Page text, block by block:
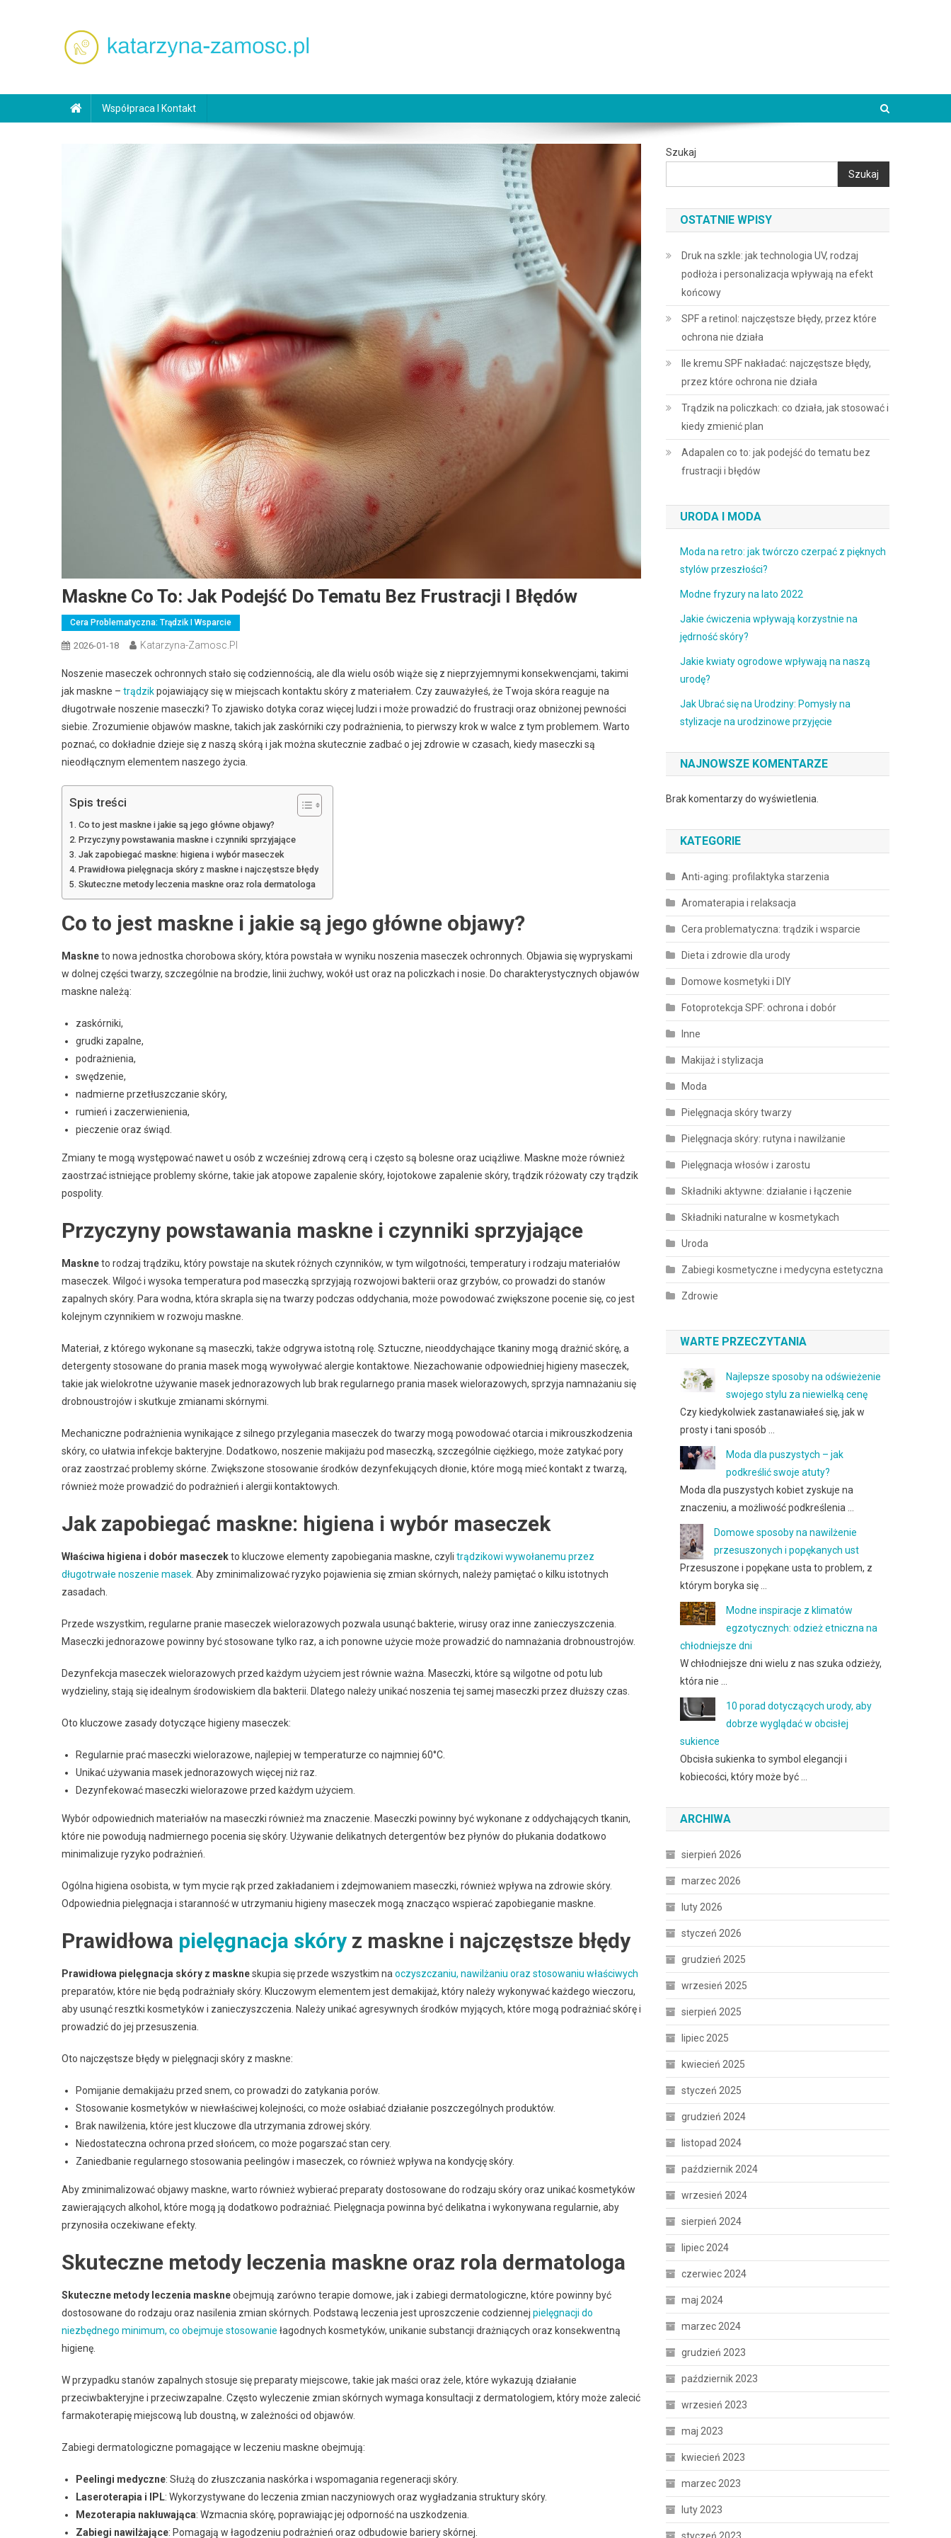
Współpraca I Kontakt
Maskne Co To: Jak Podejść Do Tematu Bez Frustracji I Błędów
Cera Problematyczna: Trądzik I Wsparcie
2026-01-18 Katarzyna-Zamosc.pl
Noszenie maseczek ochronnych stało się codziennością, ale dla wielu osób wiąże się z nieprzyjemnymi konsekwencjami, takimi
jak maskne – trądzikpojawiający się w miejscach kontaktu skóry z materiałem. Czy zauważyłeś, że Twoja skóra reaguje na
długotrwałe noszenie maseczki? To zjawisko dotyka coraz więcej ludzi i może prowadzić do frustracji oraz obniżonej pewności
siebie. Zrozumienie objawów maskne, takich jak zaskórniki czy podrażnienia, to pierwszy krok w walce z tym problemem. Warto
poznać, co dokładnie dzieje się z naszą skórą i jak można skutecznie zadbać o jej zdrowie w czasach, kiedy maseczki są
nieodłącznym elementem naszego życia.
Spis treści
Co to jest maskne i jakie są jego główne objawy?
Przyczyny powstawania maskne i czynniki sprzyjające
Jak zapobiegać maskne: higiena i wybór maseczek
Prawidłowa pielęgnacja skóry z maskne i najczęstsze błędy
Skuteczne metody leczenia maskne oraz rola dermatologa
Co to jest maskne i jakie są jego główne objawy?
Maskneto nowa jednostka chorobowa skóry, która powstała w wyniku noszenia maseczek ochronnych. Objawia się wypryskami
w dolnej części twarzy, szczególnie na brodzie, linii żuchwy, wokół ust oraz na policzkach i nosie. Do charakterystycznych objawów
maskne należą:
zaskórniki,
grudki zapalne,
podrażnienia,
swędzenie,
nadmierne przetłuszczanie skóry,
rumień i zaczerwienienia,
pieczenie oraz świąd.
Zmiany te mogą występować nawet u osób z wcześniej zdrową cerą i często są bolesne oraz uciążliwe. Maskne może również
zaostrzać istniejące problemy skórne, takie jak atopowe zapalenie skóry, łojotokowe zapalenie skóry, trądzik różowaty czy trądzik
pospolity.
Przyczyny powstawania maskne i czynniki sprzyjające
Maskneto rodzaj trądziku, który powstaje na skutek różnych czynników, w tym wilgotności, temperatury i rodzaju materiałów
maseczek. Wilgoć i wysoka temperatura pod maseczką sprzyjają rozwojowi bakterii oraz grzybów, co prowadzi do stanów
zapalnych skóry. Para wodna, która skrapla się na twarzy podczas oddychania, może powodować zwiększone pocenie się, co jest
kolejnym czynnikiem w rozwoju maskne.
Materiał, z którego wykonane są maseczki, także odgrywa istotną rolę. Sztuczne, nieoddychające tkaniny mogą drażnić skórę, a
detergenty stosowane do prania masek mogą wywoływać alergie kontaktowe. Niezachowanie odpowiedniej higieny maseczek,
takie jak wielokrotne używanie masek jednorazowych lub brak regularnego prania masek wielorazowych, sprzyja namnażaniu się
drobnoustrojów i skutkuje zmianami skórnymi.
Mechaniczne podrażnienia wynikające z silnego przylegania maseczek do twarzy mogą powodować otarcia i mikrouszkodzenia
skóry, co ułatwia infekcje bakteryjne. Dodatkowo, noszenie makijażu pod maseczką, szczególnie ciężkiego, może zatykać pory
oraz zaostrzać problemy skórne. Zwiększone stosowanie środków dezynfekujących dłonie, które mogą mieć kontakt z twarzą,
również może prowadzić do podrażnień i alergii kontaktowych.
Jak zapobiegać maskne: higiena i wybór maseczek
Właściwa higiena i dobór maseczekto kluczowe elementy zapobiegania maskne, czyli trądzikowi wywołanemu przez
długotrwałe noszenie masek. Aby zminimalizować ryzyko pojawienia się zmian skórnych, należy pamiętać o kilku istotnych
zasadach.
Przede wszystkim, regularne pranie maseczek wielorazowych pozwala usunąć bakterie, wirusy oraz inne zanieczyszczenia.
Maseczki jednorazowe powinny być stosowane tylko raz, a ich ponowne użycie może prowadzić do namnażania drobnoustrojów.
Dezynfekcja maseczek wielorazowych przed każdym użyciem jest równie ważna. Maseczki, które są wilgotne od potu lub
wydzieliny, stają się idealnym środowiskiem dla bakterii. Dlatego należy unikać noszenia tej samej maseczki przez dłuższy czas.
Oto kluczowe zasady dotyczące higieny maseczek:
Regularnie prać maseczki wielorazowe, najlepiej w temperaturze co najmniej 60°C.
Unikać używania masek jednorazowych więcej niż raz.
Dezynfekować maseczki wielorazowe przed każdym użyciem.
Wybór odpowiednich materiałów na maseczki również ma znaczenie. Maseczki powinny być wykonane z oddychających tkanin,
które nie powodują nadmiernego pocenia się skóry. Używanie delikatnych detergentów bez płynów do płukania dodatkowo
minimalizuje ryzyko podrażnień.
Ogólna higiena osobista, w tym mycie rąk przed zakładaniem i zdejmowaniem maseczki, również wpływa na zdrowie skóry.
Odpowiednia pielęgnacja i staranność w utrzymaniu higieny maseczek mogą znacząco wspierać zapobieganie maskne.
Prawidłowa pielęgnacja skóryz maskne i najczęstsze błędy
Prawidłowa pielęgnacja skóry z maskneskupia się przede wszystkim naoczyszczaniu, nawilżaniu oraz stosowaniu właściwych
preparatów, które nie będą podrażniały skóry. Kluczowym elementem jest demakijaż, który należy wykonywać każdego wieczoru,
aby usunąć resztki kosmetyków i zanieczyszczenia. Należy unikać agresywnych środków myjących, które mogą podrażniać skórę i
prowadzić do jej przesuszenia.
Oto najczęstsze błędy w pielęgnacji skóry z maskne:
Pomijanie demakijażu przed snem, co prowadzi do zatykania porów.
Stosowanie kosmetyków w niewłaściwej kolejności, co może osłabiać działanie poszczególnych produktów.
Brak nawilżenia, które jest kluczowe dla utrzymania zdrowej skóry.
Niedostateczna ochrona przed słońcem, co może pogarszać stan cery.
Zaniedbanie regularnego stosowania peelingów i maseczek, co również wpływa na kondycję skóry.
Aby zminimalizować objawy maskne, warto również wybierać preparaty dostosowane do rodzaju skóry oraz unikać kosmetyków
zawierających alkohol, które mogą ją dodatkowo podrażniać. Pielęgnacja powinna być delikatna i wykonywana regularnie, aby
przynosiła oczekiwane efekty.
Skuteczne metody leczenia maskne oraz rola dermatologa
Skuteczne metody leczenia maskneobejmują zarówno terapie domowe, jak i zabiegi dermatologiczne, które powinny być
dostosowane do rodzaju oraz nasilenia zmian skórnych. Podstawą leczenia jest uproszczenie codziennej pielęgnacji do
niezbędnego minimum, co obejmuje stosowanie łagodnych kosmetyków, unikanie substancji drażniących oraz konsekwentną
higienę.
W przypadku stanów zapalnych stosuje się preparaty miejscowe, takie jak maści oraz żele, które wykazują działanie
przeciwbakteryjne i przeciwzapalne. Często wyleczenie zmian skórnych wymaga konsultacji z dermatologiem, który może zalecić
farmakoterapię miejscową lub doustną, w zależności od objawów.
Zabiegi dermatologiczne pomagające w leczeniu maskne obejmują:
Peelingi medyczne: Służą do złuszczania naskórka i wspomagania regeneracji skóry.
Laseroterapia i IPL: Wykorzystywane do leczenia zmian naczyniowych oraz wygładzania struktury skóry.
Mezoterapia nakłuwająca: Wzmacnia skórę, poprawiając jej odporność na uszkodzenia.
Zabiegi nawilżające: Pomagają w łagodzeniu podrażnień oraz odbudowie bariery skórnej.
Szukaj
Szukaj
OSTATNIE WPISY
Druk na szkle: jak technologia UV, rodzaj
podłoża i personalizacja wpływają na efekt
końcowy
SPF a retinol: najczęstsze błędy, przez które
ochrona nie działa
Ile kremu SPF nakładać: najczęstsze błędy,
przez które ochrona nie działa
Trądzik na policzkach: co działa, jak stosować i
kiedy zmienić plan
Adapalen co to: jak podejść do tematu bez
frustracji i błędów
URODA I MODA
Moda na retro: jak twórczo czerpać z pięknych
stylów przeszłości?
Modne fryzury na lato 2022
Jakie ćwiczenia wpływają korzystnie na
jędrność skóry?
Jakie kwiaty ogrodowe wpływają na naszą
urodę?
Jak Ubrać się na Urodziny: Pomysły na
stylizacje na urodzinowe przyjęcie
NAJNOWSZE KOMENTARZE
Brak komentarzy do wyświetlenia.
KATEGORIE
Anti-aging: profilaktyka starzenia
Aromaterapia i relaksacja
Cera problematyczna: trądzik i wsparcie
Dieta i zdrowie dla urody
Domowe kosmetyki i DIY
Fotoprotekcja SPF: ochrona i dobór
Inne
Makijaż i stylizacja
Moda
Pielęgnacja skóry twarzy
Pielęgnacja skóry: rutyna i nawilżanie
Pielęgnacja włosów i zarostu
Składniki aktywne: działanie i łączenie
Składniki naturalne w kosmetykach
Uroda
Zabiegi kosmetyczne i medycyna estetyczna
Zdrowie
WARTE PRZECZYTANIA
Najlepsze sposoby na odświeżenie
swojego stylu za niewielką cenę
Czy kiedykolwiek zastanawiałeś się, jak w
prosty i tani sposób …
Moda dla puszystych – jak
podkreślić swoje atuty?
Moda dla puszystych kobiet zyskuje na
znaczeniu, a możliwość podkreślenia …
Domowe sposoby na nawilżenie
przesuszonych i popękanych ust
Przesuszone i popękane usta to problem, z
którym boryka się …
Modne inspiracje z klimatów
egzotycznych: odzież etniczna na
chłodniejsze dni
W chłodniejsze dni wielu z nas szuka odzieży,
która nie …
10 porad dotyczących urody, aby
dobrze wyglądać w obcisłej
sukience
Obcisła sukienka to symbol elegancji i
kobiecości, który może być …
ARCHIWA
sierpień 2026
marzec 2026
luty 2026
styczeń 2026
grudzień 2025
wrzesień 2025
sierpień 2025
lipiec 2025
kwiecień 2025
styczeń 2025
grudzień 2024
listopad 2024
październik 2024
wrzesień 2024
sierpień 2024
lipiec 2024
czerwiec 2024
maj 2024
marzec 2024
grudzień 2023
październik 2023
wrzesień 2023
maj 2023
kwiecień 2023
marzec 2023
luty 2023